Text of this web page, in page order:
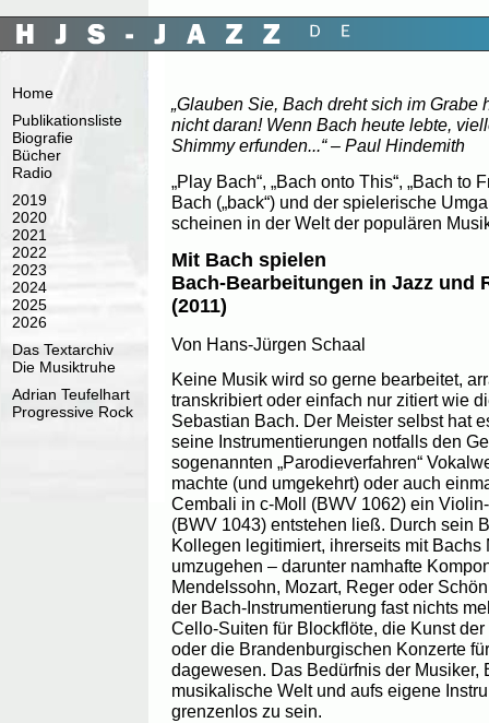
Home
Publikationsliste
Biografie
Bücher
Radio
2019
2020
2021
2022
2023
2024
2025
2026
Das Textarchiv
Die Musiktruhe
Adrian Teufelhart
Progressive Rock
„Glauben Sie, Bach dreht sich im Grabe
nicht daran! Wenn Bach heute lebte,
Shimmy erfunden...“ – Paul Hindemith
„Play Bach“, „Bach onto This“, „Bach to
Bach („back“) und der spielerische
scheinen in der Welt der populären
Mit Bach spielen
Bach-Bearbeitungen in Jazz und
(2011)
Von Hans-Jürgen Schaal
Keine Musik wird so gerne bearbeitet,
transkribiert oder einfach nur zitiert wie
Sebastian Bach. Der Meister selbst hat
seine Instrumentierungen notfalls den
sogenannten „Parodieverfahren“
machte (und umgekehrt) oder auch
Cembali in c-Moll (BWV 1062) ein
(BWV 1043) entstehen ließ. Durch sein
Kollegen legitimiert, ihrerseits mit Bachs
umzugehen – darunter namhafte
Mendelssohn, Mozart, Reger oder
der Bach-Instrumentierung fast nichts
Cello-Suiten für Blockflöte, die Kunst
oder die Brandenburgischen Konzerte
dagewesen. Das Bedürfnis der Musiker,
musikalische Welt und aufs eigene
grenzenlos zu sein.